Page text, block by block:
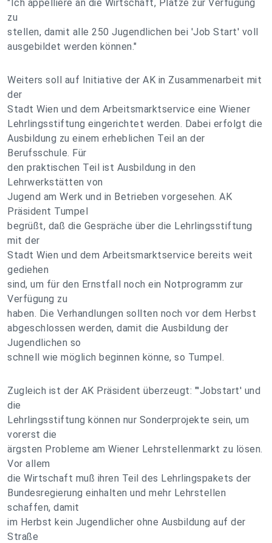
"Ich appelliere an die Wirtschaft, Plätze zur Verfügung
zu
stellen, damit alle 250 Jugendlichen bei 'Job Start' voll
ausgebildet werden können."
Weiters soll auf Initiative der AK in Zusammenarbeit mit
der
Stadt Wien und dem Arbeitsmarktservice eine Wiener
Lehrlingsstiftung eingerichtet werden. Dabei erfolgt die
Ausbildung zu einem erheblichen Teil an der
Berufsschule. Für
den praktischen Teil ist Ausbildung in den
Lehrwerkstätten von
Jugend am Werk und in Betrieben vorgesehen. AK
Präsident Tumpel
begrüßt, daß die Gespräche über die Lehrlingsstiftung
mit der
Stadt Wien und dem Arbeitsmarktservice bereits weit
gediehen
sind, um für den Ernstfall noch ein Notprogramm zur
Verfügung zu
haben. Die Verhandlungen sollten noch vor dem Herbst
abgeschlossen werden, damit die Ausbildung der
Jugendlichen so
schnell wie möglich beginnen könne, so Tumpel.
Zugleich ist der AK Präsident überzeugt: "'Jobstart' und
die
Lehrlingsstiftung können nur Sonderprojekte sein, um
vorerst die
ärgsten Probleme am Wiener Lehrstellenmarkt zu lösen.
Vor allem
die Wirtschaft muß ihren Teil des Lehrlingspakets der
Bundesregierung einhalten und mehr Lehrstellen
schaffen, damit
im Herbst kein Jugendlicher ohne Ausbildung auf der
Straße